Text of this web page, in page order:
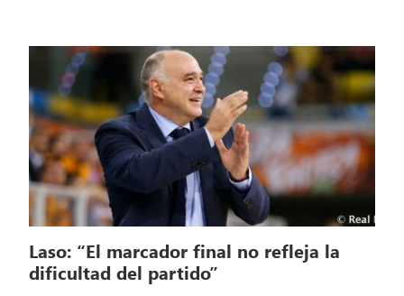
Laso: “El marcador final no refleja la
dificultad del partido”